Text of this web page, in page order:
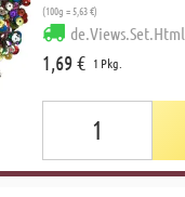
(100g = 5,63 €)
de.Views.Set.Html
1,69 € 1 Pkg.